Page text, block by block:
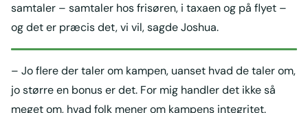
samtaler – samtaler hos frisøren, i taxaen og på flyet –
og det er præcis det, vi vil, sagde Joshua.
– Jo flere der taler om kampen, uanset hvad de taler om,
jo større en bonus er det. For mig handler det ikke så
meget om, hvad folk mener om kampens integritet.